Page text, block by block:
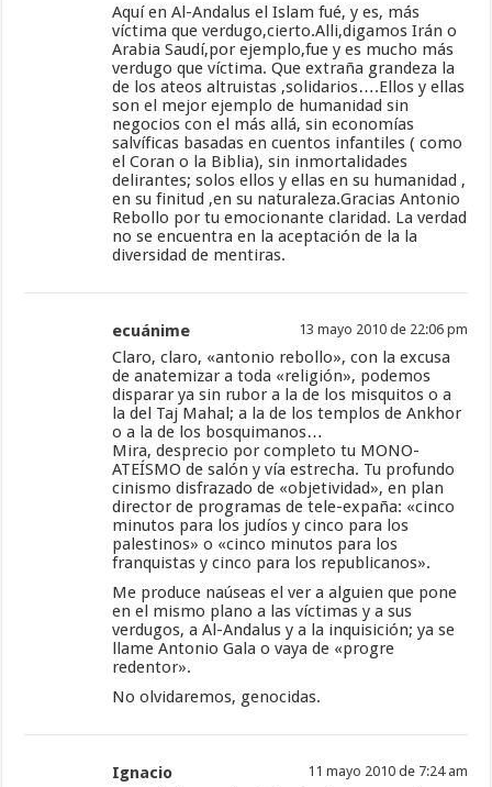
Aquí en Al-Andalus el Islam fué, y es, más
víctima que verdugo,cierto.Alli,digamos Irán o
Arabia Saudí,por ejemplo,fue y es mucho más
verdugo que víctima. Que extraña grandeza la
de los ateos altruistas ,solidarios….Ellos y ellas
son el mejor ejemplo de humanidad sin
negocios con el más allá, sin economías
salvíficas basadas en cuentos infantiles ( como
el Coran o la Biblia), sin inmortalidades
delirantes; solos ellos y ellas en su humanidad ,
en su finitud ,en su naturaleza.Gracias Antonio
Rebollo por tu emocionante claridad. La verdad
no se encuentra en la aceptación de la la
diversidad de mentiras.
ecuánime 13 mayo 2010 de 22:06 pm
Claro, claro, «antonio rebollo», con la excusa
de anatemizar a toda «religión», podemos
disparar ya sin rubor a la de los misquitos o a
la del Taj Mahal; a la de los templos de Ankhor
o a la de los bosquimanos…
Mira, desprecio por completo tu MONO-
ATEÍSMO de salón y vía estrecha. Tu profundo
cinismo disfrazado de «objetividad», en plan
director de programas de tele-expaña: «cinco
minutos para los judíos y cinco para los
palestinos» o «cinco minutos para los
franquistas y cinco para los republicanos».
Me produce naúseas el ver a alguien que pone
en el mismo plano a las víctimas y a sus
verdugos, a Al-Andalus y a la inquisición; ya se
llame Antonio Gala o vaya de «progre
redentor».
No olvidaremos, genocidas.
Ignacio 11 mayo 2010 de 7:24 am